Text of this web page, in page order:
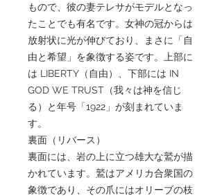
もので、彼の妻テレサがモデルとなっ
たことでも有名です。女神の冠からは
放射状に光が伸びており、まさに「自
由と希望」を象徴する姿です。上部に
は LIBERTY（自由）、下部には IN
GOD WE TRUST（我々は神を信じ
る）と年号「1922」が刻まれていま
す。
裏面（リバース）
裏面には、岩の上に立つ雄大な鷲が描
かれています。鷲はアメリカ合衆国の
象徴であり、その爪にはオリーブの枝